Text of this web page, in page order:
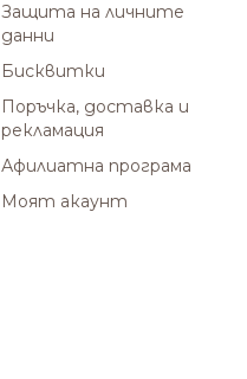
Защита на личните
данни
Бисквитки
Поръчка, доставка и
рекламация
Афилиатна програма
Моят акаунт